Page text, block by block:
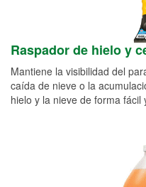
Raspador de hielo y
Mantiene la visibilidad del
caída de nieve o la
hielo y la nieve de forma fácil